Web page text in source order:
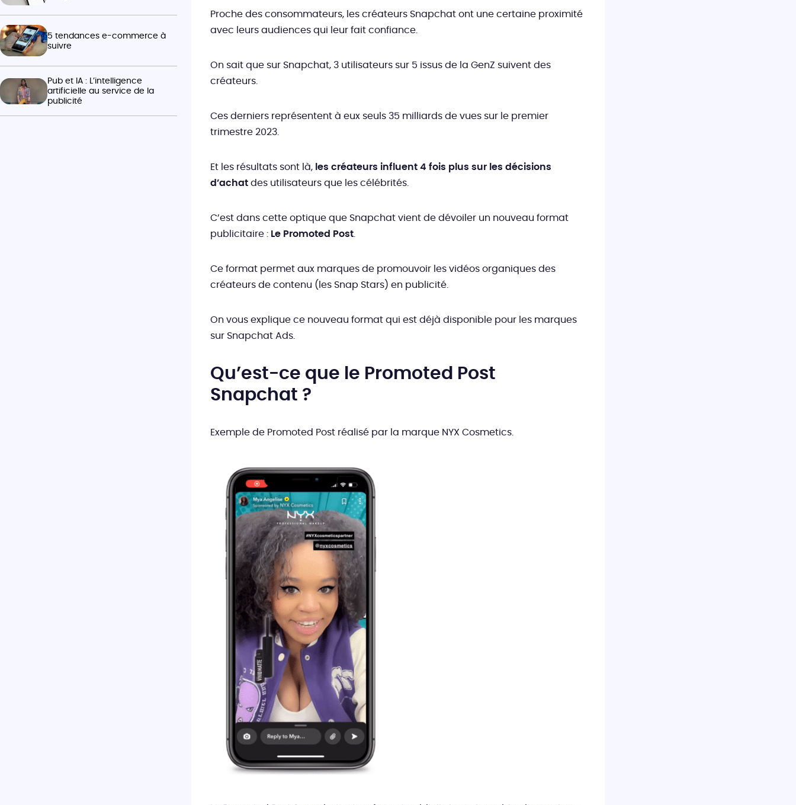
5 tendances e-commerce à
suivre
Pub et IA : L’intelligence
artificielle au service de la
publicité
Proche des consommateurs, les créateurs Snapchat ont une certaine proximité
avec leurs audiences qui leur fait confiance.
On sait que sur Snapchat, 3 utilisateurs sur 5 issus de la GenZ suivent des
créateurs.
Ces derniers représentent à eux seuls 35 milliards de vues sur le premier
trimestre 2023.
Et les résultats sont là, les créateurs influent 4 fois plus sur les décisions
d’achat des utilisateurs que les célébrités.
C’est dans cette optique que Snapchat vient de dévoiler un nouveau format
publicitaire : Le Promoted Post
Ce format permet aux marques de promouvoir les vidéos organiques des
créateurs de contenu (les Snap Stars) en publicité.
On vous explique ce nouveau format qui est déjà disponible pour les marques
sur Snapchat Ads.
Qu’est-ce que le Promoted Post
Snapchat ?
Exemple de Promoted Post réalisé par la marque NYX Cosmetics.